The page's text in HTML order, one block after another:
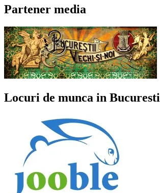
Partener media
Locuri de munca in Bucuresti